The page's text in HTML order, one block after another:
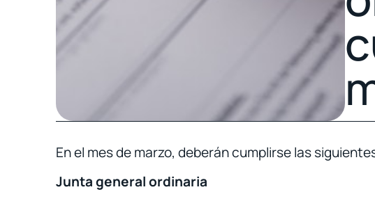
En el mes de marzo, deberán cumplirse las
Junta general ordinaria